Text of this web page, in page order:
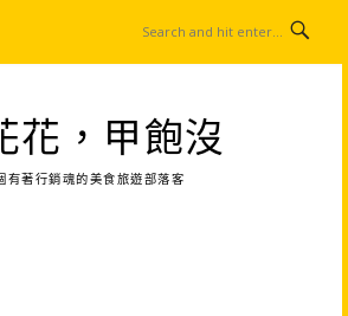
花，甲飽沒
有著行銷魂的美食旅遊部落客